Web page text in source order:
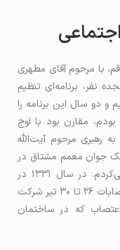
به قم، با مرحوم آقای مطهری
نفر، برنامه‌ای تنظیم
و دو سال این برنامه را
۱۳۲۹ و ۱۳۳۰ که تهران بودم، مقارن بود با اوج
رهبری مرحوم آیت‌الله
جوان معمم مشتاق در
تظاهرات و اجتماعات و میتینگ‌ها شرکت می‌کردم. در سال ۱۳۳۱ در
جریان ۳۰ تیر به اصفهان رفته بودم و در اعتصابات ۲۶ تا ۳۰ تیر شرکت
که در ساختمان